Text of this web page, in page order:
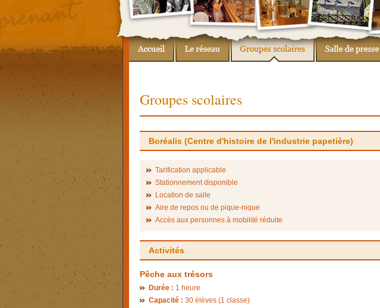
Groupes scolaires
Boréalis (Centre d'histoire de l'industrie papetière)
Tarification applicable
Stationnement disponible
Location de salle
Aire de repos ou de pique-nique
Accès aux personnes à mobilité réduite
Activités
Pêche aux trésors
Durée : 1 heure
Capacité : 30 élèves (1 classe)